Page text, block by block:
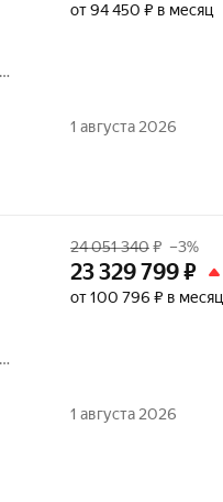
от 94 450 ₽ в месяц
1 августа 2026
24 051 340₽ –3%
23 329 799₽
от 100 796 ₽ в месяц
1 августа 2026